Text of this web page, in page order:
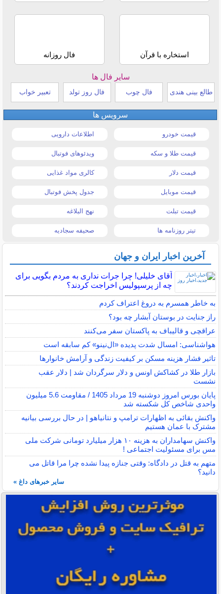
استخاره با قرآن فال روزانه
سایر فال ها
طالع بینی هندی فال چوب فال روز تولد تعبیر خواب
سرویس ها
قیمت خودرو اطلاعات دارویی
قیمت طلا و سکه ویدئوهای فوتبال
قیمت دلار کالری مواد غذایی
قیمت موبایل جدول پخش فوتبال
قیمت تبلت نهج البلاغه
تیتر روزنامه ها صحیفه سجادیه
آخرین اخبار ایران و جهان
آقای خلیلی! چرا جرات نداری به مردم بگویی برای
چه از پرسپولیس اخراجت کردند؟
به خاطر همسرم به دروغ اعتراف کردم
راز جنایت در بوستان آبشار چه بود؟
عراقچی و قالیباف به پاکستان سفر می‌کنند
هواشناسی: امسال شدت پدیده «ال‌نینو» کم سابقه است
تاثیر فشار هزینه مسکن بر کیفیت زندگی و آرامش خانوارها
بازار طلا در کشاکش اونس و دلار سرگردان شد | دلار عقب
نشست
پایان بورس امروز دوشنبه 19 مرداد 1405 / مقاومت 5.6 میلیون
واحدی شاخص کل شکسته شد
واکنش بقائی به اظهارات ترامپ و نتانیاهو | در حال بررسی بیانیه
مشترک با عمان هستیم
واکنش سهامداران به هزینه ۱۰ هزار میلیارد تومانی شرکت ملی
مس برای مسئولیت اجتماعی !
متهم به قتل در دادگاه: وقتی جنازه پیدا نشده چرا مرا قاتل می
دانید؟
سایر خبرهای داغ »